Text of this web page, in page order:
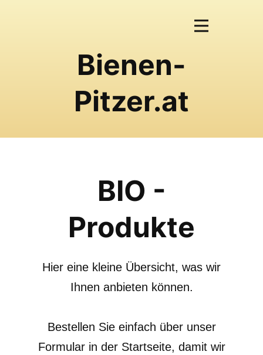
Bienen-
Pitzer.at
BIO -
Produkte
Hier eine kleine Übersicht, was wir
Ihnen anbieten können.
Bestellen Sie einfach über unser
Formular in der Startseite, damit wir